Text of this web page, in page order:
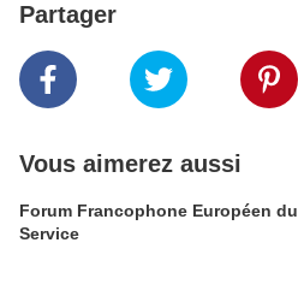
Partager
Vous aimerez aussi
Forum Francophone Européen du
Service